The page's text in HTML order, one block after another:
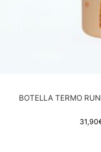
BOTELLA TERMO
31,90